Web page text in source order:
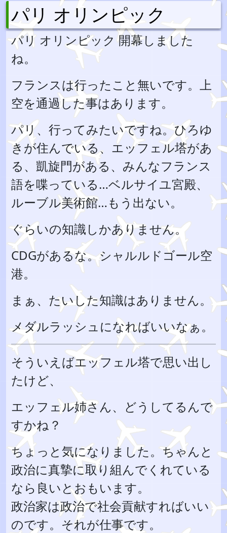
パリ オリンピック
パリ オリンピック 開幕しました
ね。
フランスは行ったこと無いです。上
空を通過した事はあります。
パリ、行ってみたいですね。ひろゆ
きが住んでいる、エッフェル塔があ
る、凱旋門がある、みんなフランス
語を喋っている…ベルサイユ宮殿、
ルーブル美術館…もう出ない。
ぐらいの知識しかありません。
CDGがあるな。シャルルドゴール空
港。
まぁ、たいした知識はありません。
メダルラッシュになればいいなぁ。
そういえばエッフェル塔で思い出し
たけど、
エッフェル姉さん、どうしてるんで
すかね？
ちょっと気になりました。ちゃんと
政治に真摯に取り組んでくれている
なら良いとおもいます。
政治家は政治で社会貢献すればいい
のです。それが仕事です。